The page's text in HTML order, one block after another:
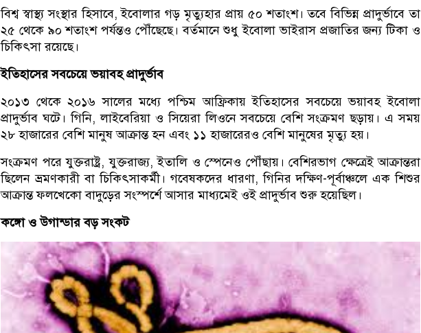
বিশ্ব স্বাস্থ্য সংস্থার হিসাবে, ইবোলার গড় মৃত্যুহার প্রায় ৫০ শতাংশ। তবে বিভিন্ন প্রাদুর্ভাবে তা
২৫ থেকে ৯০ শতাংশ পর্যন্তও পৌঁছেছে। বর্তমানে শুধু ইবোলা ভাইরাস প্রজাতির জন্য টিকা ও
চিকিৎসা রয়েছে।
ইতিহাসের সবচেয়ে ভয়াবহ প্রাদুর্ভাব
২০১৩ থেকে ২০১৬ সালের মধ্যে পশ্চিম আফ্রিকায় ইতিহাসের সবচেয়ে ভয়াবহ ইবোলা
প্রাদুর্ভাব ঘটে। গিনি, লাইবেরিয়া ও সিয়েরা লিওনে সবচেয়ে বেশি সংক্রমণ ছড়ায়। এ সময়
২৮ হাজারের বেশি মানুষ আক্রান্ত হন এবং ১১ হাজারেরও বেশি মানুষের মৃত্যু হয়।
সংক্রমণ পরে যুক্তরাষ্ট্র, যুক্তরাজ্য, ইতালি ও স্পেনেও পৌঁছায়। বেশিরভাগ ক্ষেত্রেই আক্রান্তরা
ছিলেন ভ্রমণকারী বা চিকিৎসাকর্মী। গবেষকদের ধারণা, গিনির দক্ষিণ-পূর্বাঞ্চলে এক শিশুর
আক্রান্ত ফলখেকো বাদুড়ের সংস্পর্শে আসার মাধ্যমেই ওই প্রাদুর্ভাব শুরু হয়েছিল।
কঙ্গো ও উগান্ডার বড় সংকট